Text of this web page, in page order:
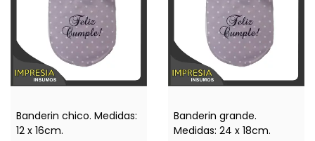
Banderin chico. Medidas:
12 x 16cm.
Banderin grande.
Medidas: 24 x 18cm.